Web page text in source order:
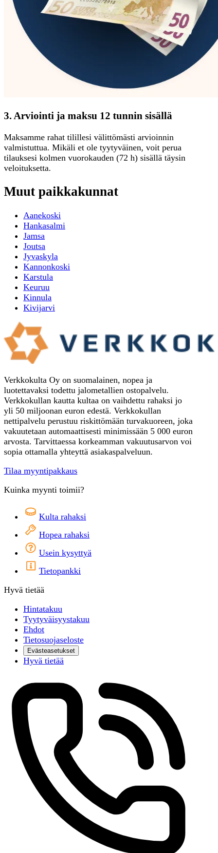
3. Arviointi ja maksu 12 tunnin sisällä
Maksamme rahat tilillesi välittömästi arvioinnin
valmistuttua. Mikäli et ole tyytyväinen, voit perua
tilauksesi kolmen vuorokauden (72 h) sisällä täysin
veloituksetta.
Muut paikkakunnat
Aanekoski
Hankasalmi
Jamsa
Joutsa
Jyvaskyla
Kannonkoski
Karstula
Keuruu
Kinnula
Kivijarvi
Verkkokulta Oy on suomalainen, nopea ja
luotettavaksi todettu jalometallien ostopalvelu.
Verkkokullan kautta kultaa on vaihdettu rahaksi jo
yli 50 miljoonan euron edestä. Verkkokullan
nettipalvelu perustuu riskittömään turvakuoreen, joka
vakuutetaan automaattisesti minimissään 5 000 euron
arvosta. Tarvittaessa korkeamman vakuutusarvon voi
sopia ottamalla yhteyttä asiakaspalveluun.
Tilaa myyntipakkaus
Kuinka myynti toimii?
Kulta rahaksi
Hopea rahaksi
Usein kysyttyä
Tietopankki
Hyvä tietää
Hintatakuu
Tyytyväisyystakuu
Ehdot
Tietosuojaseloste
Evästeasetukset
Hyvä tietää